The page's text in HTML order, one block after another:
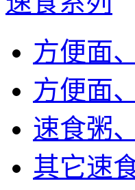
方便面
方便面
速食粥
其它速